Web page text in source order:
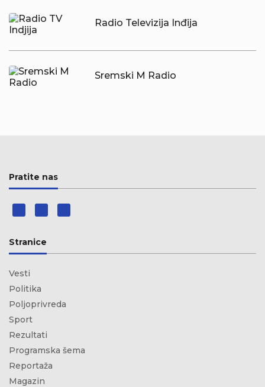
Radio Televizija Inđija
Sremski M Radio
Pratite nas
Stranice
Vesti
Politika
Poljoprivreda
Sport
Rezultati
Programska šema
Reportaža
Magazin